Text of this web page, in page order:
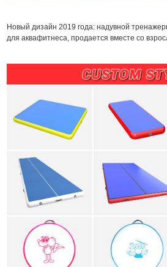
Новый дизайн 2019 года: надувной
для аквафитнеса, продается вместе со